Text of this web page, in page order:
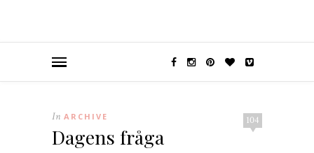
104
In ARCHIVE
Dagens fråga